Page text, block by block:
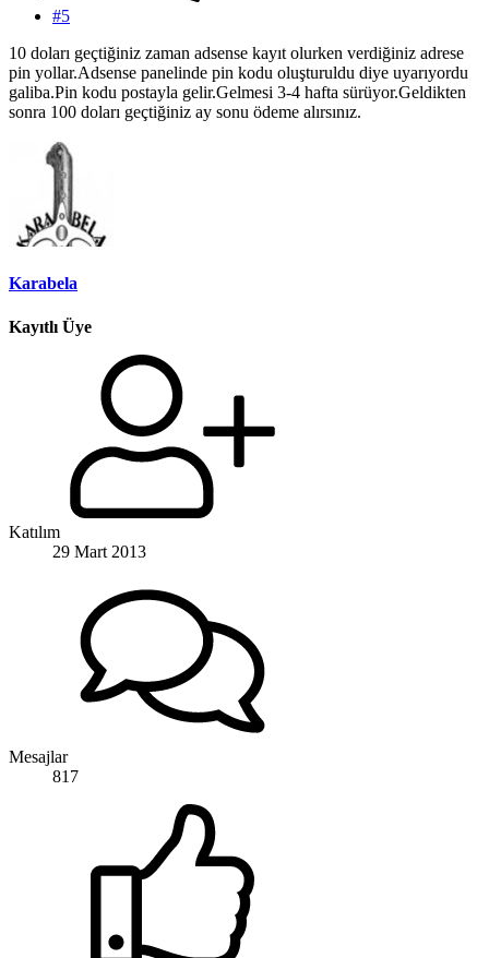
#5
10 doları geçtiğiniz zaman adsense kayıt olurken verdiğiniz adrese
pin yollar.Adsense panelinde pin kodu oluşturuldu diye uyarıyordu
galiba.Pin kodu postayla gelir.Gelmesi 3-4 hafta sürüyor.Geldikten
sonra 100 doları geçtiğiniz ay sonu ödeme alırsınız.
Karabela
Kayıtlı Üye
Katılım
29 Mart 2013
Mesajlar
817